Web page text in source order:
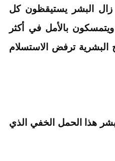
البشر يستيقظون كل
بالأمل في أكثر
البشرية ترفض الاستسلام
هذا الحمل الخفي الذي